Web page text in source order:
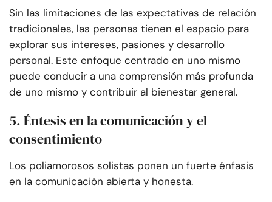
Sin las limitaciones de las expectativas de relación
tradicionales, las personas tienen el espacio para
explorar sus intereses, pasiones y desarrollo
personal. Este enfoque centrado en uno mismo
puede conducir a una comprensión más profunda
de uno mismo y contribuir al bienestar general.
5. Éntesis en la comunicación y el
consentimiento
Los poliamorosos solistas ponen un fuerte énfasis
en la comunicación abierta y honesta.